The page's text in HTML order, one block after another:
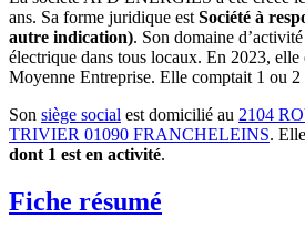
ans. Sa forme juridique est Société à
autre indication). Son domaine d’activité
électrique dans tous locaux. En 2023, elle
Moyenne Entreprise. Elle comptait 1 ou 2
Son siège social est domicilié au 2104
TRIVIER 01090 FRANCHELEINS.
dont 1 est en activité.
Fiche résumé